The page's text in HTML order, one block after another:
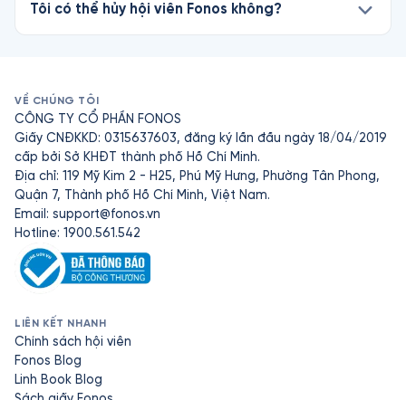
Tôi có thể hủy hội viên Fonos không?
VỀ CHÚNG TÔI
CÔNG TY CỔ PHẦN FONOS
Giấy CNĐKKD: 0315637603, đăng ký lần đầu ngày 18/04/2019
cấp bởi Sở KHĐT thành phố Hồ Chí Minh.
Địa chỉ: 119 Mỹ Kim 2 - H25, Phú Mỹ Hưng, Phường Tân Phong,
Quận 7, Thành phố Hồ Chí Minh, Việt Nam.
Email: support@fonos.vn
Hotline: 1900.561.542
LIÊN KẾT NHANH
Chính sách hội viên
Fonos Blog
Linh Book Blog